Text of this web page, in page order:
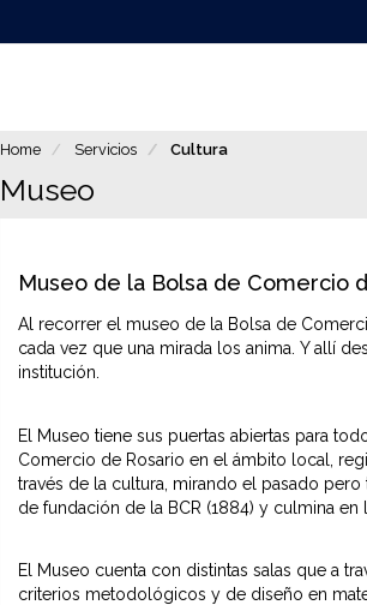
Home Servicios Cultura
Museo
Museo de la Bolsa de Comercio
Al recorrer el museo de la Bolsa de
cada vez que una mirada los anima. Y allí
institución.
El Museo tiene sus puertas abiertas para
Comercio de Rosario en el ámbito local,
través de la cultura, mirando el pasado
de fundación de la BCR (1884) y culmina en
El Museo cuenta con distintas salas que a
criterios metodológicos y de diseño en